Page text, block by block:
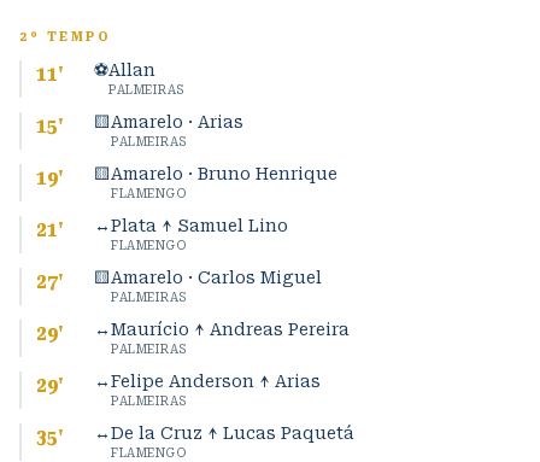
2º TEMPO
11' ⚽Allan
PALMEIRAS
15' 🟨Amarelo · Arias
PALMEIRAS
19' 🟨Amarelo · Bruno Henrique
FLAMENGO
21' ↔Plata ↑ Samuel Lino
FLAMENGO
27' 🟨Amarelo · Carlos Miguel
PALMEIRAS
29' ↔Maurício ↑ Andreas Pereira
PALMEIRAS
29' ↔Felipe Anderson ↑ Arias
PALMEIRAS
35' ↔De la Cruz ↑ Lucas Paquetá
FLAMENGO